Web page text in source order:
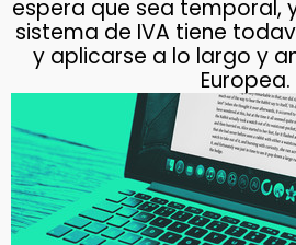
espera que sea temporal,
sistema de IVA tiene
y aplicarse a lo largo y
Europea.